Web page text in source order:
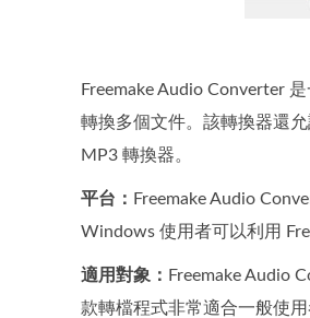
Freemake Audio Converter
轉換多個文件。該轉換器還
MP3 轉換器。
平台： Freemake Audio
Windows 使用者可以利用
適用對象： Freemake Audio
款轉檔程式非常適合一般使